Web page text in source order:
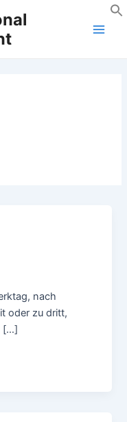
nach
oder zu dritt,
[…]